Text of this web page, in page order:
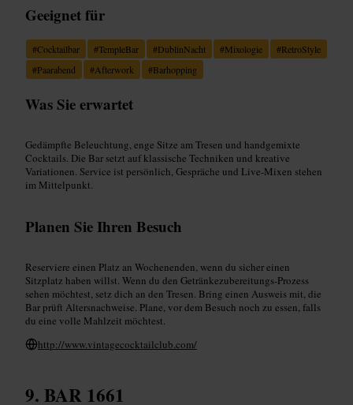
Geeignet für
#Cocktailbar #TempleBar #DublinNacht #Mixologie #RetroStyle
#Paarabend #Afterwork #Barhopping
Was Sie erwartet
Gedämpfte Beleuchtung, enge Sitze am Tresen und handgemixte
Cocktails. Die Bar setzt auf klassische Techniken und kreative
Variationen. Service ist persönlich, Gespräche und Live-Mixen stehen
im Mittelpunkt.
Planen Sie Ihren Besuch
Reserviere einen Platz an Wochenenden, wenn du sicher einen
Sitzplatz haben willst. Wenn du den Getränkezubereitungs-Prozess
sehen möchtest, setz dich an den Tresen. Bring einen Ausweis mit, die
Bar prüft Altersnachweise. Plane, vor dem Besuch noch zu essen, falls
du eine volle Mahlzeit möchtest.
http://www.vintagecocktailclub.com/
BAR 1661